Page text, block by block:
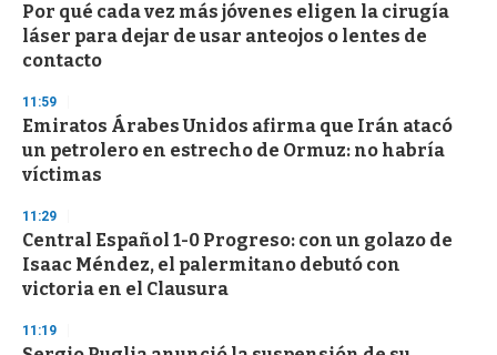
Por qué cada vez más jóvenes eligen la cirugía
láser para dejar de usar anteojos o lentes de
contacto
11:59
Emiratos Árabes Unidos afirma que Irán atacó
un petrolero en estrecho de Ormuz: no habría
víctimas
11:29
Central Español 1-0 Progreso: con un golazo de
Isaac Méndez, el palermitano debutó con
victoria en el Clausura
11:19